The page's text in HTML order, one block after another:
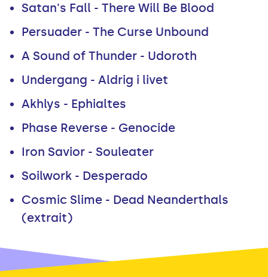
Satan's Fall - There Will Be Blood
Persuader - The Curse Unbound
A Sound of Thunder - Udoroth
Undergang - Aldrig i livet
Akhlys - Ephialtes
Phase Reverse - Genocide
Iron Savior - Souleater
Soilwork - Desperado
Cosmic Slime - Dead Neanderthals
(extrait)